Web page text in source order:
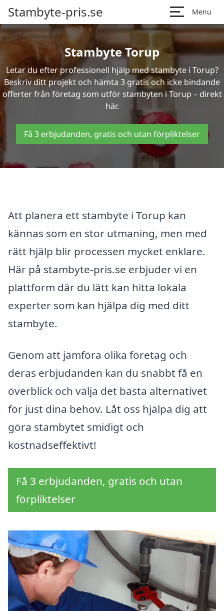
Stambyte-pris.se Menu
Stambyte Torup
Letar du efter professionell hjälp med stambyte i Torup?
Beskriv ditt projekt och hämta 3 gratis och icke bindande
offerter från företag som utför stambyten i Torup – direkt
här.
Få 3 erbjudanden, gratis och utan förpliktelser
Att planera ett stambyte i Torup kan
kännas som en stor utmaning, men med
rätt hjälp blir processen mycket enklare.
Här på stambyte-pris.se erbjuder vi en
plattform där du lätt kan hitta lokala
experter som kan hjälpa dig med ditt
stambyte.
Genom att jämföra olika företag och
deras erbjudanden kan du snabbt få en
överblick och välja det bästa alternativet
för just dina behov. Låt oss hjälpa dig att
göra stambytet smidigt och
kostnadseffektivt!
Få 3 erbjudanden, gratis och utan
förpliktelser